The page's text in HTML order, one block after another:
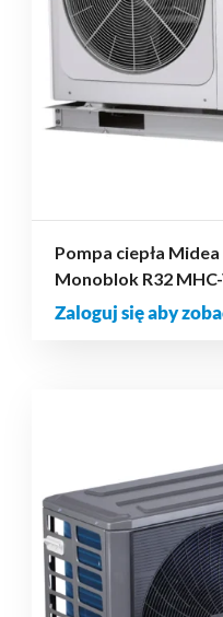
Pompa ciepła
Monoblok R32
Zaloguj się aby